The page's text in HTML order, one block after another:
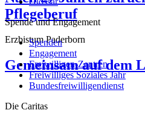
Pflegeberuf
Erzbistum Paderborn
Gemeinsam auf dem
Spende und Engagement
Spenden
Engagement
Freiwilligen-Zentren
Freiwilliges Soziales Jahr
Bundesfreiwilligendienst
Die Caritas